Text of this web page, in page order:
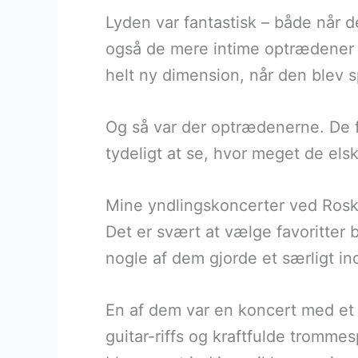
Lyden var fantastisk – både når
også de mere intime
helt ny dimension, når den blev
Og så var der optrædenerne. De
tydeligt at se, hvor meget de
Mine yndlingskoncerter ved
Det er svært at vælge favoritter
nogle af dem gjorde et særligt
En af dem var en koncert med
guitar-riffs og kraftfulde